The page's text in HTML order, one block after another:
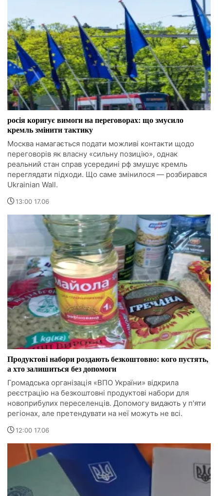
росія коригує вимоги на переговорах: що змусило
кремль змінити тактику
Москва намагається подати можливі контакти щодо
переговорів як власну «сильну позицію», однак
реальний стан справ усередині рф змушує кремль
переглядати підходи. Що саме змінилося — розбирався
Ukrainian Wall.
13:00 17.06
Продуктові набори роздають безкоштовно: кого пустять,
а хто залишиться без допомоги
Громадська організація «ВПО України» відкрила
реєстрацію на безкоштовні продуктові набори для
новоприбулих переселенців. Допомогу видають у п'яти
регіонах, але претендувати на неї можуть не всі.
12:00 17.06